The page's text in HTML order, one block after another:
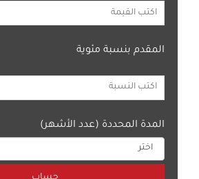
المقدم بنسبة مئوية
المدة المحددة (عدد الأشهر)